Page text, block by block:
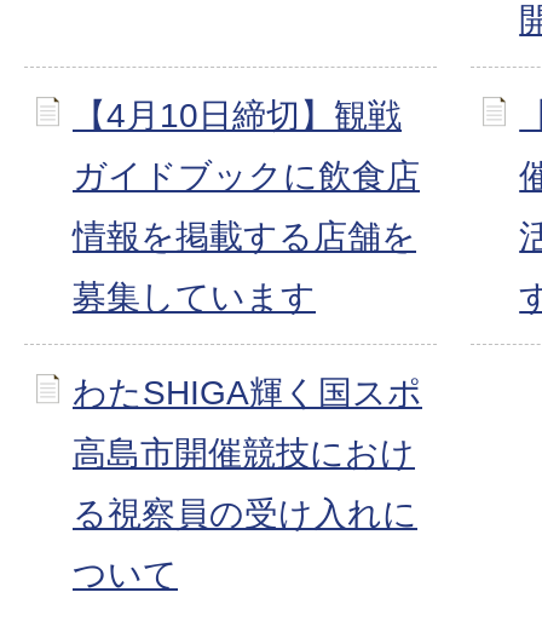
【4月10日締切】観戦
ガイドブックに飲食店
情報を掲載する店舗を
募集しています
わたSHIGA輝く国スポ
高島市開催競技におけ
る視察員の受け入れに
ついて